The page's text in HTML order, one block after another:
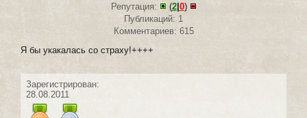
Репутация:
(2|0)
Публикаций: 1
Комментариев: 615
Я бы укакалась со страху!++++
Зарегистрирован:
28.08.2011